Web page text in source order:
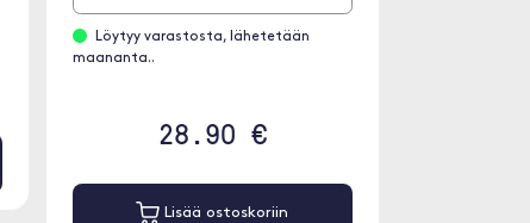
Löytyy varastosta, lähetetään
maananta..
28.90 €
Lisää ostoskoriin